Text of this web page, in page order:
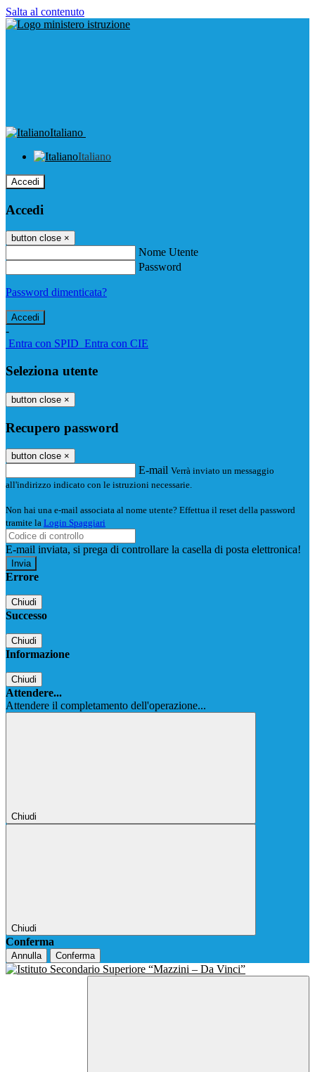
Salta al contenuto
Italiano
Italiano
Accedi
Accedi
button close ×
Nome Utente
Password
Password dimenticata?
-
Entra con SPID Entra con CIE
Seleziona utente
button close ×
Recupero password
button close ×
E-mail Verrà inviato un messaggio
all'indirizzo indicato con le istruzioni necessarie.
Non hai una e-mail associata al nome utente? Effettua il reset della password
tramite la Login Spaggiari
E-mail inviata, si prega di controllare la casella di posta elettronica!
Errore
Chiudi
Successo
Chiudi
Informazione
Chiudi
Attendere...
Attendere il completamento dell'operazione...
Chiudi
Chiudi
Conferma
Annulla Conferma